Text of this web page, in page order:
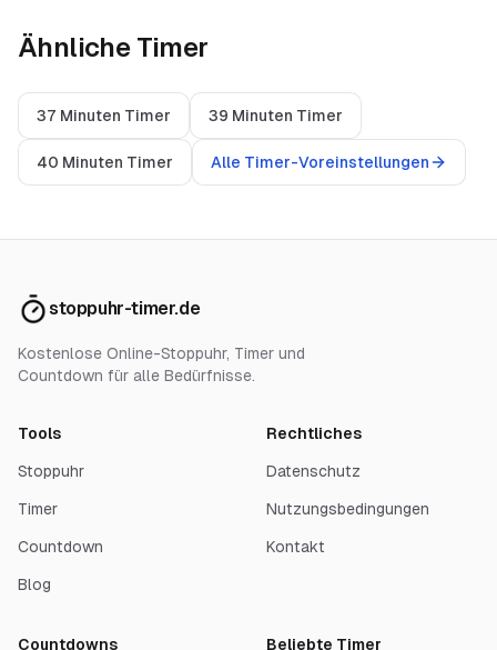
Ähnliche Timer
37 Minuten Timer 39 Minuten Timer
40 Minuten Timer Alle Timer-Voreinstellungen
stoppuhr-timer.de
Kostenlose Online-Stoppuhr, Timer und
Countdown für alle Bedürfnisse.
Tools
Stoppuhr
Timer
Countdown
Blog
Rechtliches
Datenschutz
Nutzungsbedingungen
Kontakt
Countdowns Beliebte Timer